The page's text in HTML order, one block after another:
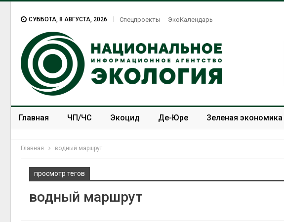
СУББОТА, 8 АВГУСТА, 2026 Спецпроекты ЭкоКалендарь
Главная ЧП/ЧС Экоцид Де-Юре Зеленая экономика
Главная водный маршрут
просмотр тегов
водный маршрут